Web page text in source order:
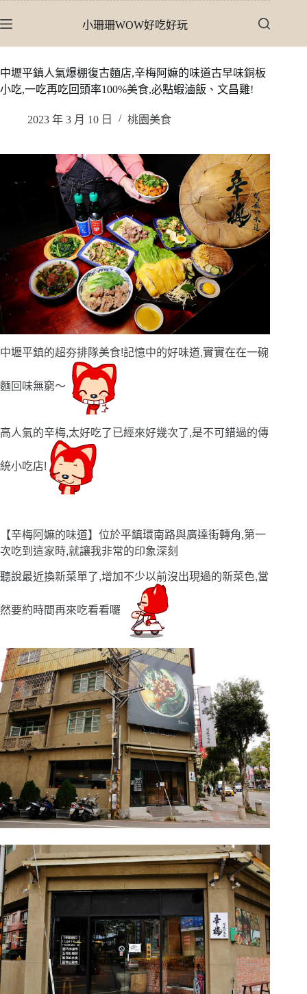
至
內
容
小珊珊WOW好吃好玩
中壢平鎮人氣爆棚復古麵店,辛梅阿嫲的味道古早味銅板
小吃,一吃再吃回頭率100%美食,必點蝦滷飯、文昌雞!
2023 年 3 月 10 日 桃園美食
中壢平鎮的超夯排隊美食!記憶中的好味道,實實在在一碗
麵回味無窮〜
高人氣的辛梅,太好吃了已經來好幾次了,是不可錯過的傳
統小吃店!
【辛梅阿嫲的味道】位於平鎮環南路與廣達街轉角,第一
次吃到這家時,就讓我非常的印象深刻
聽說最近換新菜單了,增加不少以前沒出現過的新菜色,當
然要約時間再來吃看看囉